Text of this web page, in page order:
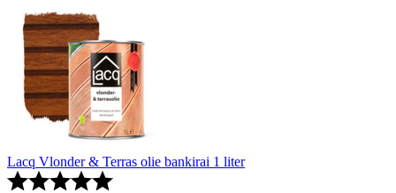
Lacq Vlonder & Terras olie bankirai 1 liter